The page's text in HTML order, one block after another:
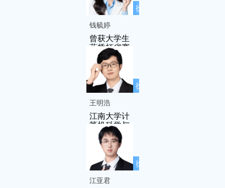
徐先友名师
钱毓婷
曾获大学生
蓝桥杯省赛
三等奖
徐先友名师
王明浩
江南大学计
算机科学与
技术专业
徐先友名师
江亚君